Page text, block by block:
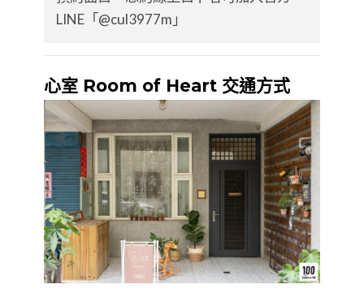
LINE「@cul3977m」
心室 Room of Heart 交通方式